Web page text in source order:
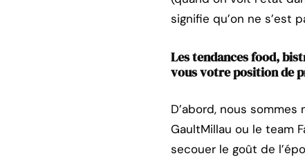
signifie qu’on ne s’est
Les tendances food,
vous votre position de
D’abord, nous
GaultMillau ou le team
secouer le goût de